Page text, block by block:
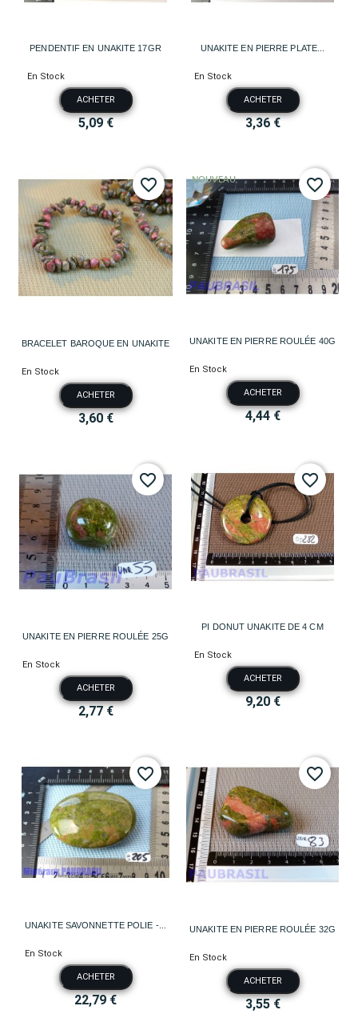
PENDENTIF EN UNAKITE 17GR
En Stock
ACHETER
5,09 €
UNAKITE EN PIERRE PLATE...
En Stock
ACHETER
3,36 €
BRACELET BAROQUE EN UNAKITE
En Stock
ACHETER
3,60 €
favorite_border
UNAKITE EN PIERRE ROULÉE 40G
En Stock
ACHETER
4,44 €
NOUVEAU favorite_border
UNAKITE EN PIERRE ROULÉE 25G
En Stock
ACHETER
2,77 €
favorite_border
PI DONUT UNAKITE DE 4 CM
En Stock
ACHETER
9,20 €
favorite_border
UNAKITE SAVONNETTE POLIE -...
En Stock
ACHETER
22,79 €
favorite_border
UNAKITE EN PIERRE ROULÉE 32G
En Stock
ACHETER
3,55 €
favorite_border